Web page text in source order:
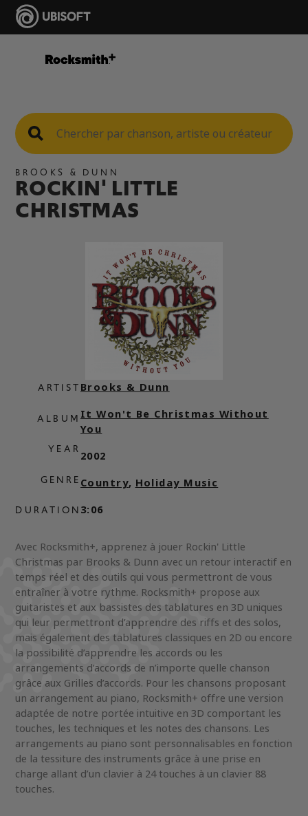
BROOKS & DUNN
ROCKIN' LITTLE
CHRISTMAS
ARTIST
ALBUM
YEAR
GENRE
DURATION
Brooks & Dunn
It Won't Be Christmas Without
You
2002
Country, Holiday Music
3:06
Avec Rocksmith+, apprenez à jouer Rockin' Little
Christmas par Brooks & Dunn avec un retour interactif en
temps réel et des outils qui vous permettront de vous
entraîner à votre rythme. Rocksmith+ propose aux
guitaristes et aux bassistes des tablatures en 3D uniques
qui leur permettront d’apprendre des riffs et des solos,
mais également des tablatures classiques en 2D ou encore
la possibilité d’apprendre les accords ou les
arrangements d’accords de n’importe quelle chanson
grâce aux Grilles d’accords. Pour les chansons proposant
un arrangement au piano, Rocksmith+ offre une version
adaptée de notre portée intuitive en 3D comportant les
touches, les techniques et les notes des chansons. Les
arrangements au piano sont personnalisables en fonction
de la tessiture des instruments grâce à une prise en
charge allant d’un clavier à 24 touches à un clavier 88
touches.